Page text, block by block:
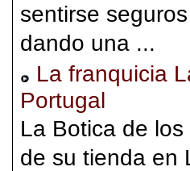
sentirse
dando una ...
La franquicia
Portugal
La Botica de
de su tienda en